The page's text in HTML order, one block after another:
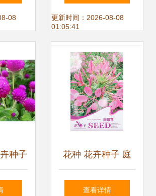
庭院
图片
价】-
08
更新时间：2026-08-08
01:05:41
种子
盆栽
花种 花卉种子 庭
院阳台室内盆栽易
查看详情